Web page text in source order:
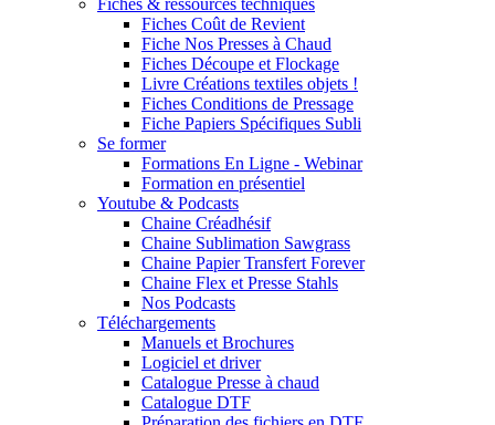
Fiches & ressources techniques
Fiches Coût de Revient
Fiche Nos Presses à Chaud
Fiches Découpe et Flockage
Livre Créations textiles objets !
Fiches Conditions de Pressage
Fiche Papiers Spécifiques Subli
Se former
Formations En Ligne - Webinar
Formation en présentiel
Youtube & Podcasts
Chaine Créadhésif
Chaine Sublimation Sawgrass
Chaine Papier Transfert Forever
Chaine Flex et Presse Stahls
Nos Podcasts
Téléchargements
Manuels et Brochures
Logiciel et driver
Catalogue Presse à chaud
Catalogue DTF